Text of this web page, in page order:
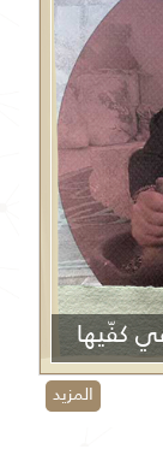
كفّيها
المزيد